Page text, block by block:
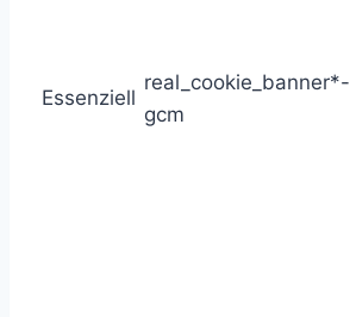
Essenziell
real_cookie_banner*-
gcm